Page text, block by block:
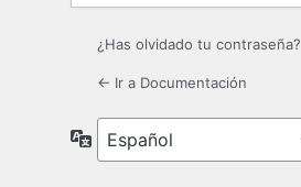
¿Has olvidado tu contraseña?
← Ir a Documentación
Idioma